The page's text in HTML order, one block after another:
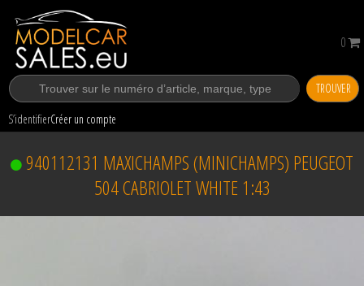
TROUVER
S’identifierCréer un compte
0
940112131 MAXICHAMPS (MINICHAMPS) PEUGEOT
504 CABRIOLET WHITE 1:43